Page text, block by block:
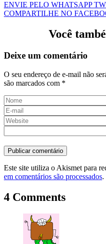
ENVIE PELO WHATSAPP
COMPARTILHE NO
Você
Deixe um comentário
O seu endereço de e-mail não
são marcados com *
Este site utiliza o Akismet para
em comentários são processados.
4 Comments